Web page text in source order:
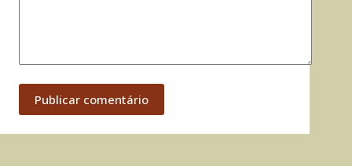
Publicar comentário